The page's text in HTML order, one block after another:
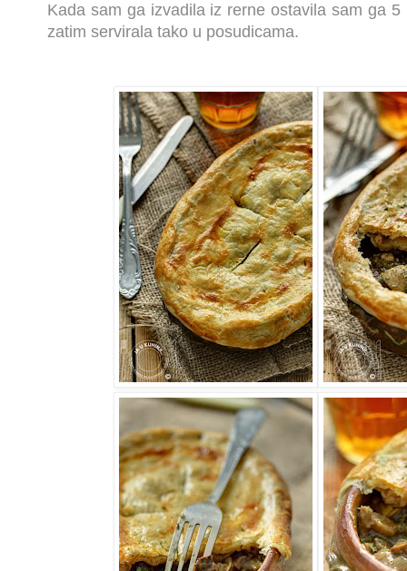
Kada sam ga izvadila iz rerne ostavila sam ga
zatim servirala tako u posudicama.